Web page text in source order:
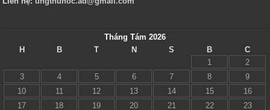
Tháng Tám 2026
H
B T N S B
C
1
2
3
4 5 6 7 8
9
10
11 12 13 14 15
16
17
18 19 20 21 22 23